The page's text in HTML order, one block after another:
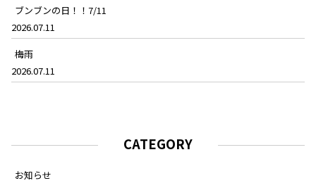
ブンブンの日！！7/11
2026.07.11
梅雨
2026.07.11
CATEGORY
お知らせ